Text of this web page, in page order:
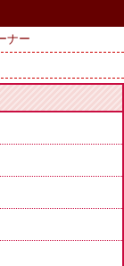
ナー